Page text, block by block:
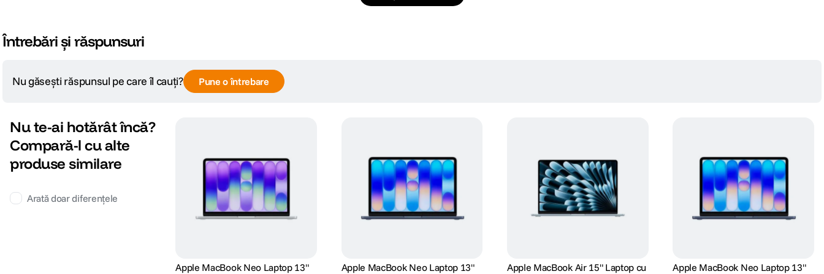
Tehnologie display Liquid Retina XDR; 254 ppi; 1000 nits; Contrast 1.000.000:1; Wide color (P3); True Tone; 120Hz
Rezolutie 3456 x 2234 pixeli
Capacitate memorie
HARD DISK
Tip stocare
Întrebări și răspunsuri
Nu găsești răspunsul pe care îl cauți? Pune o întrebare
Nu te-ai hotărât încă?
Compară-l cu alte
produse similare
Arată doar diferențele
Apple MacBook Neo Laptop 13"
Apple MacBook Neo Laptop 13"
Apple MacBook Air 15" Laptop cu
Apple MacBook Neo Laptop 13"